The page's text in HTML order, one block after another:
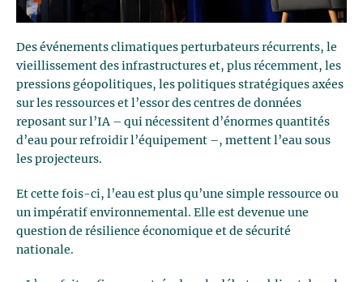
Des événements climatiques perturbateurs récurrents, le
vieillissement des infrastructures et, plus récemment, les
pressions géopolitiques, les politiques stratégiques axées
sur les ressources et l’essor des centres de données
reposant sur l’IA – qui nécessitent d’énormes quantités
d’eau pour refroidir l’équipement –, mettent l’eau sous
les projecteurs.
Et cette fois-ci, l’eau est plus qu’une simple ressource ou
un impératif environnemental. Elle est devenue une
question de résilience économique et de sécurité
nationale.